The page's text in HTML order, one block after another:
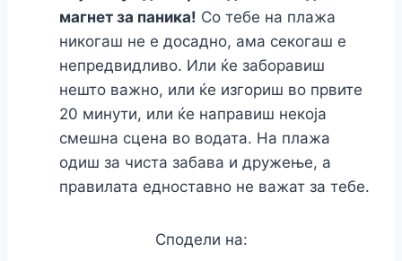
магнет за паника! Со тебе на плажа
никогаш не е досадно, ама секогаш е
непредвидливо. Или ќе заборавиш
нешто важно, или ќе изгориш во првите
20 минути, или ќе направиш некоја
смешна сцена во водата. На плажа
одиш за чиста забава и дружење, а
правилата едноставно не важат за тебе.
Сподели на: